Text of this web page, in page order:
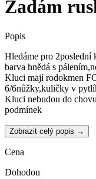
Zadám
Popis
Hledáme pro 2poslední
barva hnědá s
Kluci mají rodokmen
6/6nůžky,kuličky v
Kluci nebudou do
podmínek
Zobrazit celý popis →
Cena
Dohodou